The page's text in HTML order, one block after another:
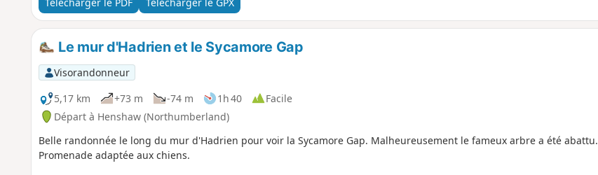
Le mur d'Hadrien et le Sycamore Gap
Visorandonneur
5,17 km
+73 m -74 m 1h 40
Facile
Départ à Henshaw (Northumberland)
Belle randonnée le long du mur d'Hadrien pour voir la Sycamore Gap. Malheureusement le fameux arbre a été abattu.
Promenade adaptée aux chiens.